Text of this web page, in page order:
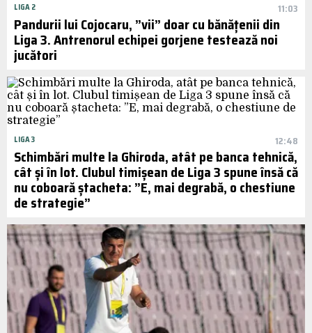
LIGA 2 11:03
Pandurii lui Cojocaru, ”vii” doar cu bănățenii din
Liga 3. Antrenorul echipei gorjene testează noi
jucători
LIGA 3 12:48
Schimbări multe la Ghiroda, atât pe banca tehnică,
cât și în lot. Clubul timișean de Liga 3 spune însă că
nu coboară ștacheta: ”E, mai degrabă, o chestiune
de strategie”